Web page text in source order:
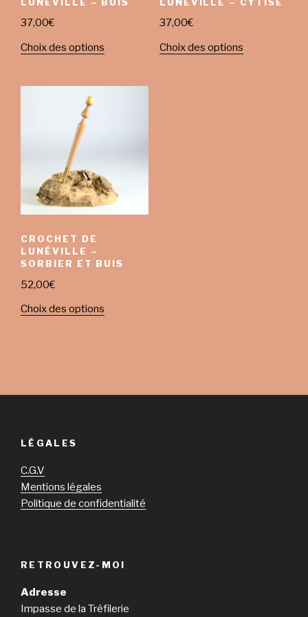
37,00€
Choix des options
37,00€
Choix des options
CROCHET DE
LUNÉVILLE –
SORBIER ET BUIS
52,00€
Choix des options
LÉGALES
C.G.V
Mentions légales
Politique de confidentialité
RETROUVEZ-MOI
Adresse
Impasse de la Tréfilerie